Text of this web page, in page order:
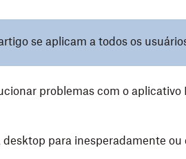
se aplicam a todos os
problemas com o
desktop para inesperadamente